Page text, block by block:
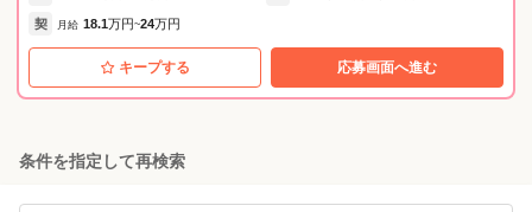
社は『お客様満足のための社員満足』を信条に規模を拡大してきまし
でABCネイルを運営していきます。 お客様への最高のサービスは、スタ
ッフの“やりがい”と“笑顔”から生まれると考え、働く環境づくりに力を
入れています。 私たちの強みは「教育」「働き方」「待遇」のすべてに
JNA/JNEC検定合格に向けた質の高い指導が受けられる環境で、基礎か
契 月給 18.1万円~24万円
キープする 応募画面へ進む
条件を指定して再検索